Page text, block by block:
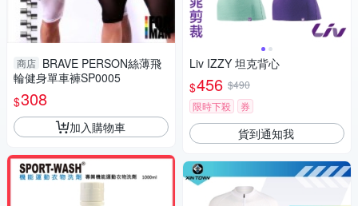
商店 BRAVE PERSON絲薄飛
輪健身單車褲SP0005
$308
加入購物車
Liv IZZY 坦克背心
$456 $490
限時下殺
券
貨到通知我